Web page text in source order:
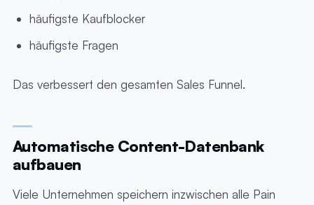
häufigste Kaufblocker
häufigste Fragen
Das verbessert den gesamten Sales Funnel.
Automatische Content-Datenbank
aufbauen
Viele Unternehmen speichern inzwischen alle Pain